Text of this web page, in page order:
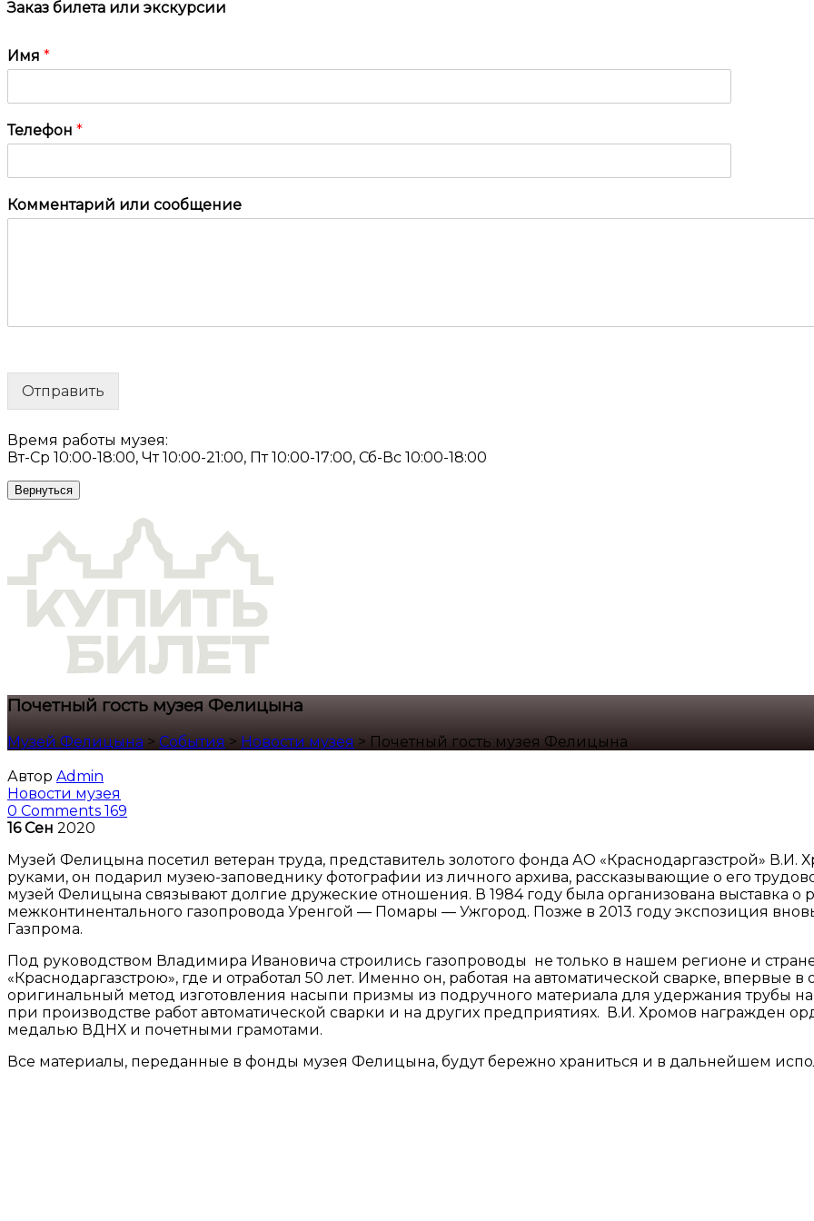
Заказ билета или экскурсии
Имя *
Телефон *
Комментарий или сообщение
Отправить
Время работы музея:
Вт-Ср 10:00-18:00, Чт 10:00-21:00, Пт 10:00-17:00, Сб-Вс 10:00-18:00
Вернуться
Почетный гость музея Фелицына
Музей Фелицына > События > Новости музея > Почетный гость музея Фелицына
Автор Admin
Новости музея
0 Comments 169
16 Сен 2020
Музей Фелицына посетил ветеран труда, представитель золотого фонда АО «Краснодаргазстрой»
руками, он подарил музею-заповеднику фотографии из личного архива, рассказывающие о его
музей Фелицына связывают долгие дружеские отношения. В 1984 году была организована выставка о
межконтинентального газопровода Уренгой — Помары — Ужгород. Позже в 2013 году экспозиция
Газпрома.
Под руководством Владимира Ивановича строились газопроводы не только в нашем регионе и
«Краснодаргазстрою», где и отработал 50 лет. Именно он, работая на автоматической сварке, впервые
оригинальный метод изготовления насыпи призмы из подручного материала для удержания трубы
при производстве работ автоматической сварки и на других предприятиях. В.И. Хромов награжден
медалью ВДНХ и почетными грамотами.
Все материалы, переданные в фонды музея Фелицына, будут бережно храниться и в дальнейшем